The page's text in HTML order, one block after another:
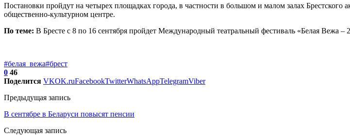
Постановки пройдут на четырех площадках города, в частности в большом и малом залах Брестского
общественно-культурном центре.
По теме: В Бресте с 8 по 16 сентября пройдет Международный театральный фестиваль «Белая Вежа –
#белая_вежа#брест
0 46
Поделится VKOK.ruFacebookTwitterWhatsAppTelegramViber
Предыдущая запись
В сентябре в Беларуси повысят пенсии
Следующая запись